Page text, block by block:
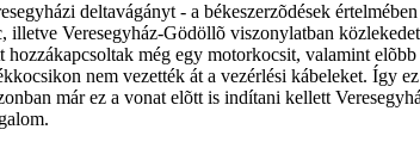
deltavágányt - a békeszerzõdések
illetve Veresegyház-Gödöllõ viszonylatban
hozzákapcsoltak még egy motorkocsit, valamint
nem vezették át a vezérlési kábeleket. Így
már ez a vonat elõtt is indítani kellett